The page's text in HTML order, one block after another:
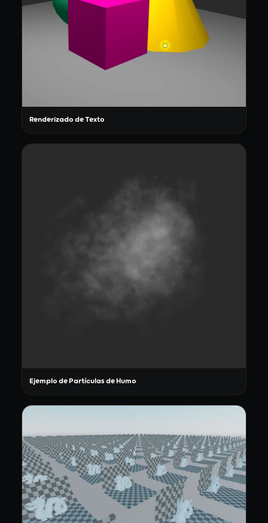
Renderizado de Texto
Ejemplo de Partículas de Humo